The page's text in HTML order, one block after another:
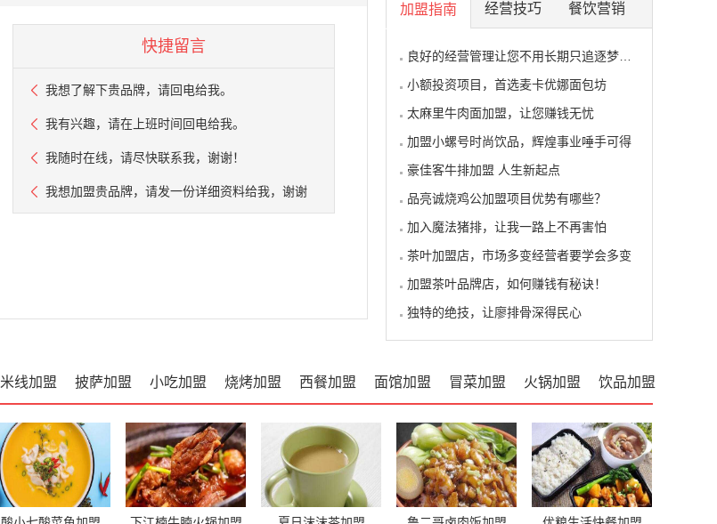
快捷留言
我想了解下贵品牌，请回电给我。
我有兴趣，请在上班时间回电给我。
我随时在线，请尽快联系我，谢谢！
我想加盟贵品牌，请发一份详细资料给我，谢谢
加盟指南 经营技巧 餐饮营销
良好的经营管理让您不用长期只追逐梦想的影子
小额投资项目，首选麦卡优娜面包坊
太麻里牛肉面加盟，让您赚钱无忧
加盟小螺号时尚饮品，辉煌事业唾手可得
豪佳客牛排加盟 人生新起点
品亮诚烧鸡公加盟项目优势有哪些？
加入魔法猪排，让我一路上不再害怕
茶叶加盟店，市场多变经营者要学会多变
加盟茶叶品牌店，如何赚钱有秘诀！
独特的绝技，让廖排骨深得民心
饮品加盟
火锅加盟
冒菜加盟
面馆加盟
西餐加盟
烧烤加盟
小吃加盟
披萨加盟
米线加盟